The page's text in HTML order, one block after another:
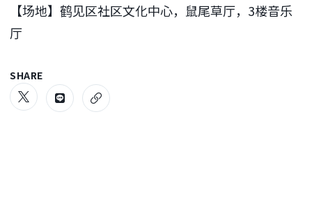
【场地】鹤见区社区文化中心，鼠尾草厅，3楼音乐
厅
SHARE